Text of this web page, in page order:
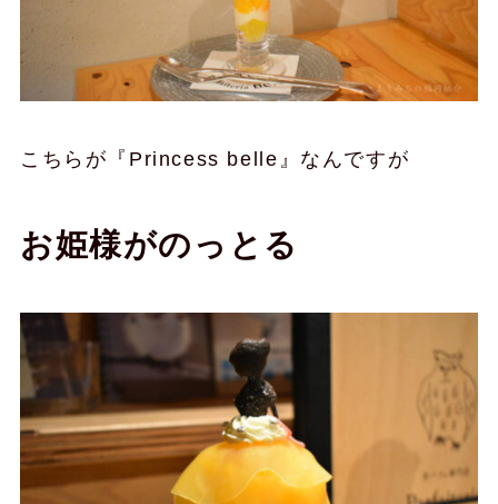
こちらが『Princess belle』なんですが
お姫様がのっとる